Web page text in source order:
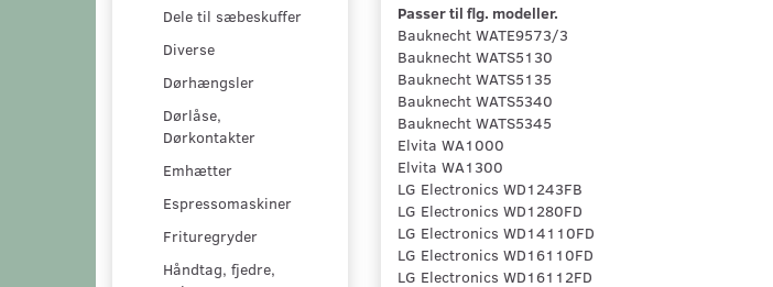
Dele til sæbeskuffer
Diverse
Dørhængsler
Dørlåse,
Dørkontakter
Emhætter
Espressomaskiner
Frituregryder
Håndtag, fjedre,
Passer til flg. modeller.
Bauknecht WATE9573/3
Bauknecht WATS5130
Bauknecht WATS5135
Bauknecht WATS5340
Bauknecht WATS5345
Elvita WA1000
Elvita WA1300
LG Electronics WD1243FB
LG Electronics WD1280FD
LG Electronics WD14110FD
LG Electronics WD16110FD
LG Electronics WD16112FD